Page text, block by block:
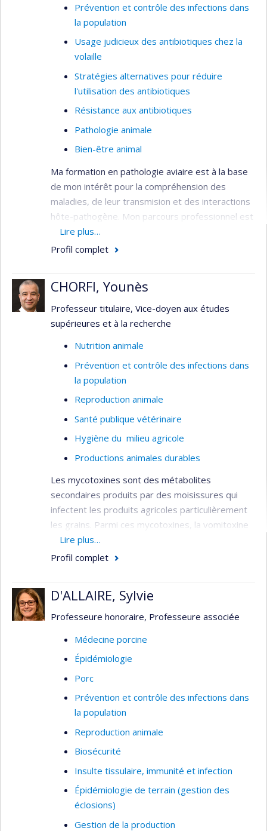
Prévention et contrôle des infections dans
la population
Usage judicieux des antibiotiques chez la
volaille
Stratégies alternatives pour réduire
l'utilisation des antibiotiques
Résistance aux antibiotiques
Pathologie animale
Bien-être animal
Ma formation en pathologie aviaire est à la base
de mon intérêt pour la compréhension des
maladies, de leur transmision et des interactions
hôte-pathogène. Mon parcours professionnel est
enrichi par une solide expérience des pathogènes
bactériens chez la volaille et ces connaissances
recherche avicole. Mes travaux de recherche
visent à réduire l’utilisation des antibiotiques en
développant de nouvelles stratégies et outils
que l’entérite nécrotique (
perfringens), les infections à Enterococcus cecorum
Escherichia coli.
mes travaux s’intéresse à l’effet des systèmes
des poules pondeuses, toujours avec l’objectif
d’offrir des solutions pratiques, durables et
adaptées aux défis de l’industrie avicole.
Lire plus…
Profil complet
CHORFI, Younès
Professeur titulaire, Vice-doyen aux études
supérieures et à la recherche
Nutrition animale
Prévention et contrôle des infections dans
la population
Reproduction animale
Santé publique vétérinaire
Hygiène du milieu agricole
Productions animales durables
Les mycotoxines sont des métabolites
secondaires produits par des moisissures qui
infectent les produits agricoles particulièrement
les grains. Parmi ces mycotoxines, la vomitoxine
ou DON est la plus présente au Québec et au
Canada. Puisque les grains constituent la base de
des effets néfastes sur leur reproduction, leur
production et sur la santé en générale. DON peut
les animaux à des infections.
Lire plus…
Profil complet
D'ALLAIRE, Sylvie
Professeure honoraire, Professeure associée
Médecine porcine
Épidémiologie
Porc
Prévention et contrôle des infections dans
la population
Reproduction animale
Biosécurité
Insulte tissulaire, immunité et infection
Épidémiologie de terrain (gestion des
éclosions)
Gestion de la production